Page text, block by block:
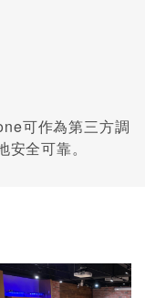
可作為第三方調
全可靠。